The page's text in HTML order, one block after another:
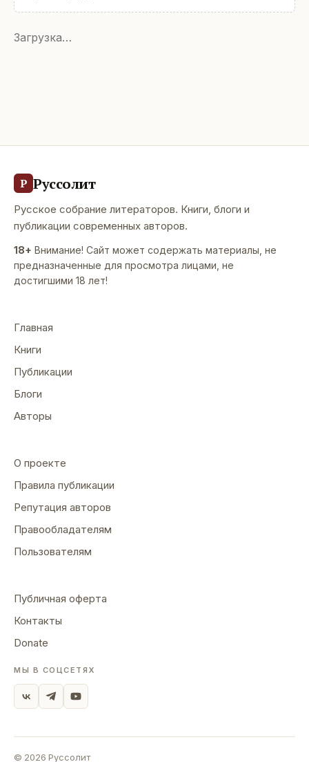
Загрузка…
Р Руссолит
Русское собрание литераторов. Книги, блоги и
публикации современных авторов.
18+ Внимание! Сайт может содержать материалы, не
предназначенные для просмотра лицами, не
достигшими 18 лет!
Главная
Книги
Публикации
Блоги
Авторы
О проекте
Правила публикации
Репутация авторов
Правообладателям
Пользователям
Публичная оферта
Контакты
Donate
МЫ В СОЦСЕТЯХ
© 2026 Руссолит